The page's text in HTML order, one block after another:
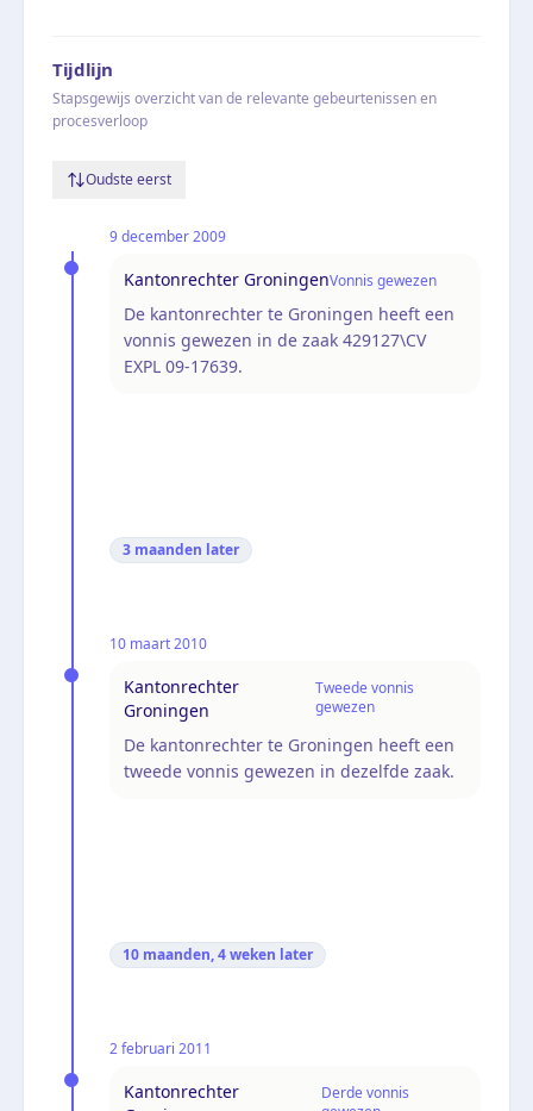
Tijdlijn
Stapsgewijs overzicht van de relevante gebeurtenissen en
procesverloop
Oudste eerst
9 december 2009
Kantonrechter GroningenVonnis gewezen
De kantonrechter te Groningen heeft een
vonnis gewezen in de zaak 429127\CV
EXPL 09-17639.
3 maanden later
10 maart 2010
Kantonrechter
Groningen
Tweede vonnis
gewezen
De kantonrechter te Groningen heeft een
tweede vonnis gewezen in dezelfde zaak.
10 maanden, 4 weken later
2 februari 2011
Kantonrechter
Derde vonnis